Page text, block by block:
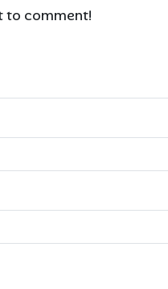
to comment!